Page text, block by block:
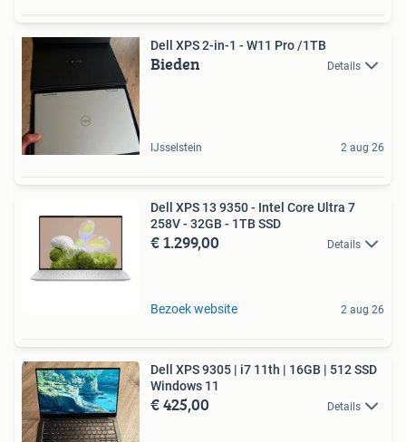
Dell XPS 2-in-1 - W11 Pro /1TB
Bieden Details
IJsselstein 2 aug 26
Dell XPS 13 9350 - Intel Core Ultra 7
258V - 32GB - 1TB SSD
€ 1.299,00 Details
Bezoek website 2 aug 26
Dell XPS 9305 | i7 11th | 16GB | 512 SSD
Windows 11
€ 425,00 Details